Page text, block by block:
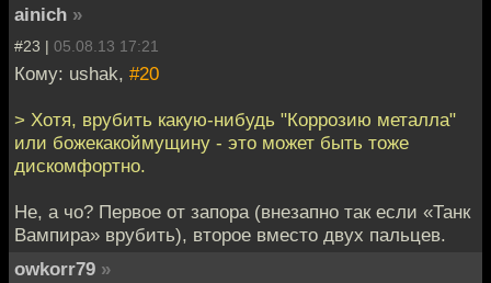
ainich »
#23 | 05.08.13 17:21
Кому: ushak, #20
> Хотя, врубить какую-нибудь "Коррозию металла"
или божекакоймущину - это может быть тоже
дискомфортно.
Не, а чо? Первое от запора (внезапно так если «Танк
Вампира» врубить), второе вместо двух пальцев.
owkorr79 »